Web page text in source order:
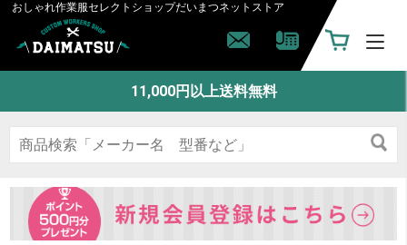
おしゃれ作業服セレクトショップだいまつネットストア
11,000円以上送料無料